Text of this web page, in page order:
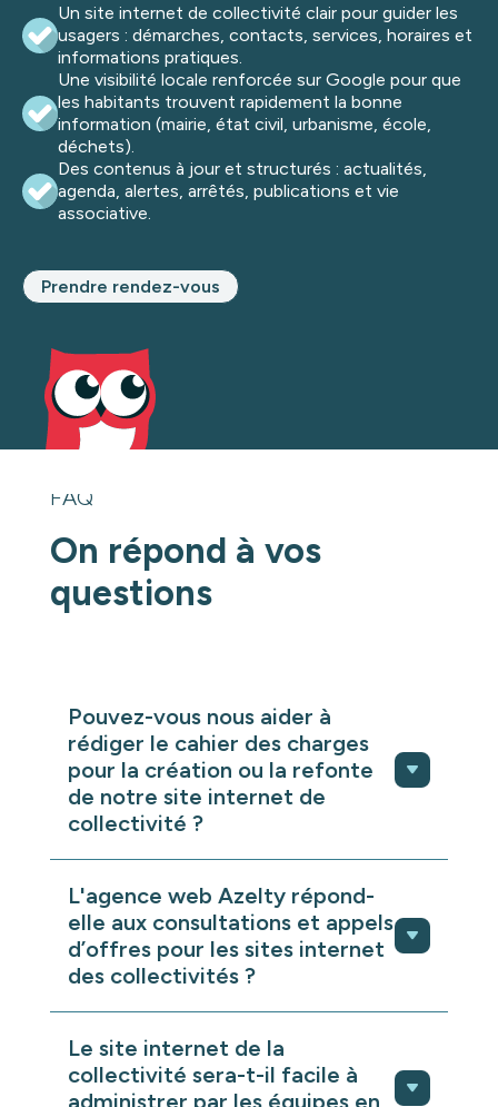
Un site internet de collectivité clair pour guider les
usagers : démarches, contacts, services, horaires et
informations pratiques.
Une visibilité locale renforcée sur Google pour que
les habitants trouvent rapidement la bonne
information (mairie, état civil, urbanisme, école,
déchets).
Des contenus à jour et structurés : actualités,
agenda, alertes, arrêtés, publications et vie
associative.
Prendre rendez-vous
FAQ
On répond à vos
questions
Pouvez-vous nous aider à
rédiger le cahier des charges
pour la création ou la refonte
de notre site internet de
collectivité ?
la création de sites internet pour
collectivités et mairies, accompagne les
acteurs publics dès la phase de cadrage.
Nous vous aidons à rédiger un cahier des
charges complet et structuré intégrant les
entreprises, nouveaux arrivants),
l’arborescence, les fonctionnalités
attendues, les contraintes réglementaires,
L'agence web Azelty répond-
elle aux consultations et appels
d’offres pour les sites internet
des collectivités ?
expérience des consultations, marchés
publics et appels d’offres liés à la création
ou la refonte de sites internet de
Le site internet de la
collectivité sera-t-il facile à
administrer par les équipes en